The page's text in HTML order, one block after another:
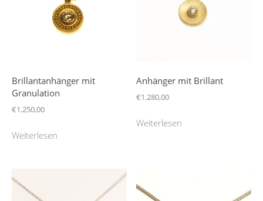
Brillantanhänger mit
Granulation
€1.250,00
Weiterlesen
Anhänger mit Brillant
€1.280,00
Weiterlesen